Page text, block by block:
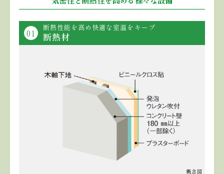
01 断熱性能を高め快適な室温をキープ
断熱材
概念図